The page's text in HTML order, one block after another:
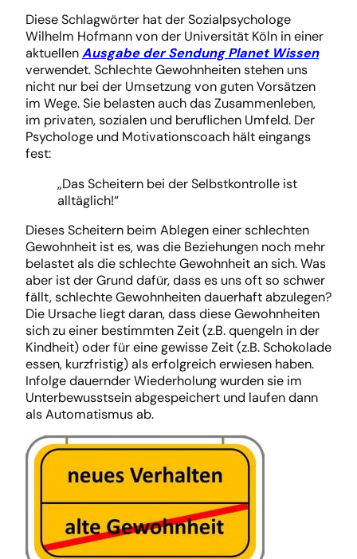
Diese Schlagwörter hat der Sozialpsychologe
Wilhelm Hofmann von der Universität Köln in einer
aktuellenAusgabe der Sendung Planet Wissen
verwendet. Schlechte Gewohnheiten stehen uns
nicht nur bei der Umsetzung von guten Vorsätzen
im Wege. Sie belasten auch das Zusammenleben,
im privaten, sozialen und beruflichen Umfeld. Der
Psychologe und Motivationscoach hält eingangs
fest:
„Das Scheitern bei der Selbstkontrolle ist
alltäglich!“
Dieses Scheitern beim Ablegen einer schlechten
Gewohnheit ist es, was die Beziehungen noch mehr
belastet als die schlechte Gewohnheit an sich. Was
aber ist der Grund dafür, dass es uns oft so schwer
fällt, schlechte Gewohnheiten dauerhaft abzulegen?
Die Ursache liegt daran, dass diese Gewohnheiten
sich zu einer bestimmten Zeit (z.B. quengeln in der
Kindheit) oder für eine gewisse Zeit (z.B. Schokolade
essen, kurzfristig) als erfolgreich erwiesen haben.
Infolge dauernder Wiederholung wurden sie im
Unterbewusstsein abgespeichert und laufen dann
als Automatismus ab.